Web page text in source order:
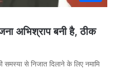
अभिश्राप बनी है, ठीक
से निजात दिलाने के लिए नमामि